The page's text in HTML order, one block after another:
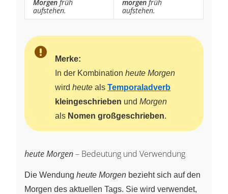
Morgen früh
aufstehen.
morgen früh
aufstehen.
Merke:
In der Kombination heute Morgen
wird heute als Temporaladverb
kleingeschrieben und Morgen
als Nomen großgeschrieben.
heute Morgen– Bedeutung und Verwendung
Die Wendung heute Morgen bezieht sich auf den
Morgen des aktuellen Tags. Sie wird verwendet,